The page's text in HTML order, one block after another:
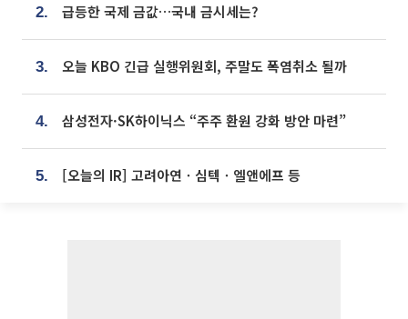
2. 급등한 국제 금값…국내 금시세는?
3. 오늘 KBO 긴급 실행위원회, 주말도 폭염취소 될까
4. 삼성전자·SK하이닉스 “주주 환원 강화 방안 마련”
5. [오늘의 IR] 고려아연ㆍ심텍ㆍ엘앤에프 등